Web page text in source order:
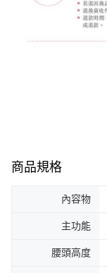
商品規格
內容物
主功能
腰頭高度